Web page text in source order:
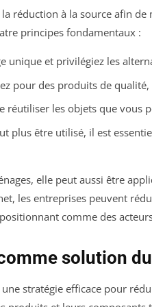
la réduction à la source afin
principes fondamentaux :
unique et privilégiez les
pour des produits de
réutiliser les objets que vous
plus être utilisé, il est
elle peut aussi être
les entreprises peuvent
comme des
solution
stratégie efficace pour